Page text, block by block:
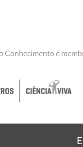
Conhecimento é